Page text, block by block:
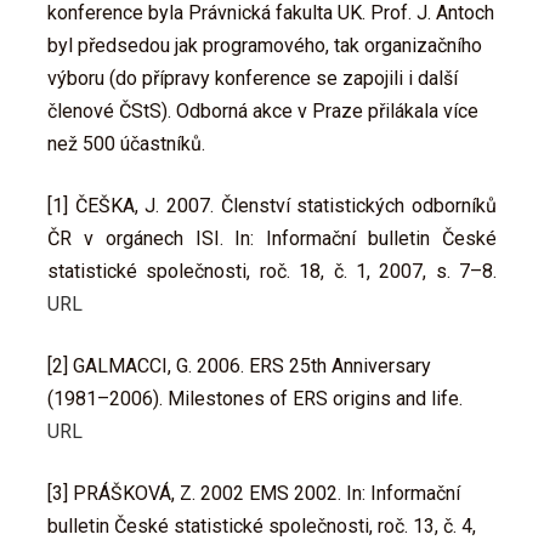
konference byla Právnická fakulta UK. Prof. J. Antoch
byl předsedou jak programového, tak organizačního
výboru (do přípravy konference se zapojili i další
členové ČStS). Odborná akce v Praze přilákala více
než 500 účastníků.
[1] ČEŠKA, J. 2007. Členství statistických odborníků
ČR v orgánech ISI. In: Informační bulletin České
statistické společnosti, roč. 18, č. 1, 2007, s. 7–8.
URL
[2] GALMACCI, G. 2006. ERS 25th Anniversary
(1981–2006). Milestones of ERS origins and life.
URL
[3] PRÁŠKOVÁ, Z. 2002 EMS 2002. In: Informační
bulletin České statistické společnosti, roč. 13, č. 4,